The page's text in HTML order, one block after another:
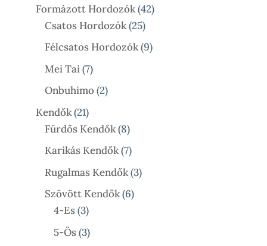
Termék
Formázott Hordozók 4242
Csatos Hordozók 2525
Termék
Félcsatos Hordozók 99
Mei Tai 77
Termék
Onbuhimo 22
Kendők 2121
Termék
Fürdős Kendők 88
Termék
Karikás Kendők 77
Termék
Rugalmas Kendők 33
Szövött Kendők 66
4-Es 33
Termék
5-Ös 33